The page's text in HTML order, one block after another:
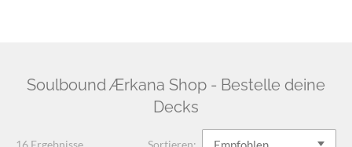
Soulbound Ærkana Shop - Bestelle deine
Decks